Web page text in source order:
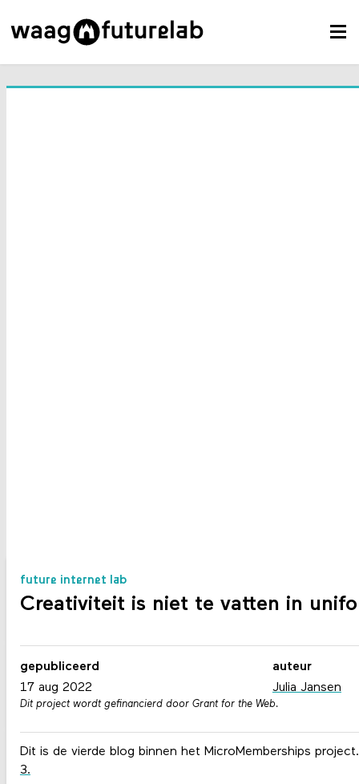
future internet lab
Creativiteit is niet te vatten in
Dit is de vierde blog binnen het MicroMemberships
3.
gepubliceerd
17 aug 2022
auteur
Julia Jansen
Dit project wordt gefinancierd door Grant for the Web.